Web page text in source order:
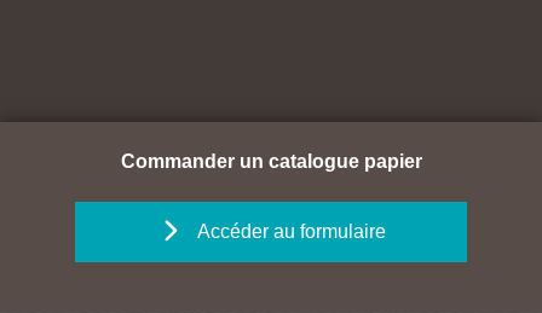
Commander un catalogue papier
Accéder au formulaire